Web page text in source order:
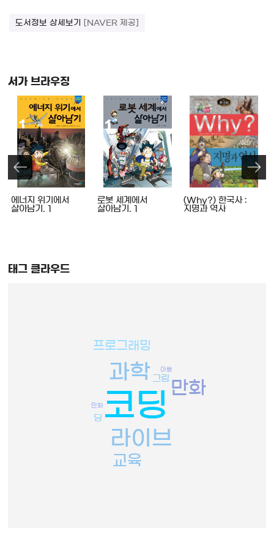
도서정보 상세보기 [NAVER 제공]
서가 브라우징
에너지 위기에서
살아남기. 1
로봇 세계에서
살아남기. 1
(Why?) 한국사 :
지명과 역사
태그 클라우드
코딩
과학
라이브
만화
교육
프로그래밍
그림
딩
만화
아동